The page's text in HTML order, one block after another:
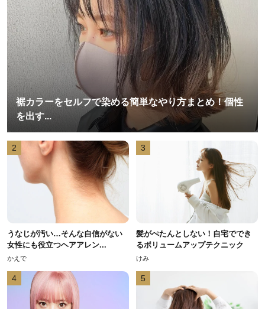
裾カラーをセルフで染める簡単なやり方まとめ！個性
を出す...
2
うなじが汚い…そんな自信がない
女性にも役立つヘアアレン...
かえで
3
髪がぺたんとしない！自宅ででき
るボリュームアップテクニック
けみ
4 5